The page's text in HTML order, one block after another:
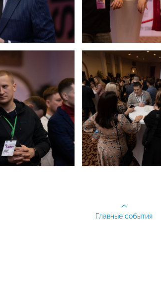
Главные события